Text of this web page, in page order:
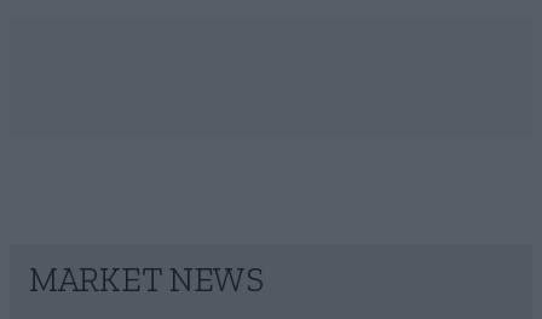
MARKET NEWS